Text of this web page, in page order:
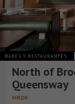
BARES Y RESTAURANTES
North of
Queensway
MRDK